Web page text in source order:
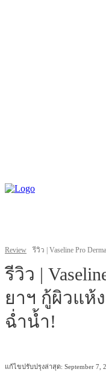
Review รีวิว | Vaseline Pro
รีวิว |
ยาฯ กู้ผิวแห้
ฉ่ำน้ำ!
แก้ไขปรับปรุงล่าสุด: September 7,